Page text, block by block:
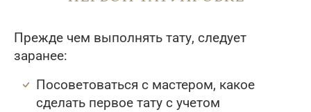
Прежде чем выполнять тату, следует
заранее:
Посоветоваться с мастером, какое
сделать первое тату с учетом